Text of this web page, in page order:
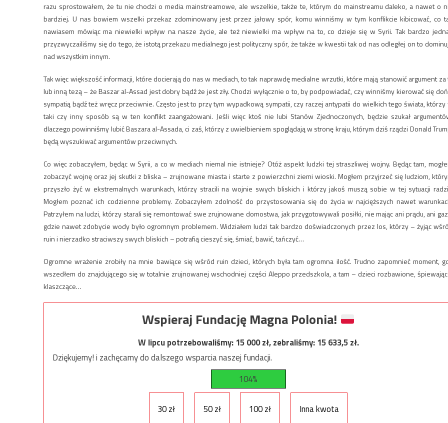
razu sprostowałem, że tu nie chodzi o media mainstreamowe, ale wszelkie, także te, którym do mainstreamu daleko, a nawet o
bardziej. U nas bowiem wszelki przekaz zdominowany jest przez jałowy spór, komu winniśmy w tym konflikcie kibicować, co
nawiasem mówiąc ma niewielki wpływ na nasze życie, ale też niewielki ma wpływ na to, co dzieje się w Syrii. Tak bardzo
przyzwyczailiśmy się do tego, że istotą przekazu medialnego jest polityczny spór, że także w kwestii tak od nas odległej on to
nad wszystkim innym.
Tak więc większość informacji, które docierają do nas w mediach, to tak naprawdę medialne wrzutki, które mają stanowić argument za
lub inną tezą – że Baszar al-Assad jest dobry bądź że jest zły. Chodzi wyłącznie o to, by podpowiadać, czy winniśmy kierować się
sympatią bądź też wręcz przeciwnie. Często jest to przy tym wypadkową sympatii, czy raczej antypatii do wielkich tego świata, którzy
taki czy inny sposób są w ten konflikt zaangażowani. Jeśli więc ktoś nie lubi Stanów Zjednoczonych, będzie szukał
dlaczego powinniśmy lubić Baszara al-Assada, ci zaś, którzy z uwielbieniem spoglądają w stronę kraju, którym dziś rządzi Donald
będą wyszukiwać argumentów przeciwnych.
Co więc zobaczyłem, będąc w Syrii, a co w mediach niemal nie istnieje? Otóż aspekt ludzki tej straszliwej wojny. Będąc tam,
zobaczyć wojnę oraz jej skutki z bliska – zrujnowane miasta i starte z powierzchni ziemi wioski. Mogłem przyjrzeć się ludziom,
przyszło żyć w ekstremalnych warunkach, którzy stracili na wojnie swych bliskich i którzy jakoś muszą sobie w tej sytuacji
Mogłem poznać ich codzienne problemy. Zobaczyłem zdolność do przystosowania się do życia w najcięższych nawet
Patrzyłem na ludzi, którzy starali się remontować swe zrujnowane domostwa, jak przygotowywali posiłki, nie mając ani prądu, ani
gdzie nawet zdobycie wody było ogromnym problemem. Widziałem ludzi tak bardzo doświadczonych przez los, którzy – żyjąc
ruin i nierzadko straciwszy swych bliskich – potrafią cieszyć się, śmiać, bawić, tańczyć…
Ogromne wrażenie zrobiły na mnie bawiące się wśród ruin dzieci, których była tam ogromna ilość. Trudno zapomnieć moment,
wszedłem do znajdującego się w totalnie zrujnowanej wschodniej części Aleppo przedszkola, a tam – dzieci rozbawione,
klaszczące…
Wspieraj Fundację Magna Polonia!
W lipcu potrzebowaliśmy:15 000zł, zebraliśmy:15 633,5zł.
Dziękujemy! i zachęcamy do dalszego wsparcia naszej fundacji.
104%
30 zł 50 zł 100 zł
Inna kwota